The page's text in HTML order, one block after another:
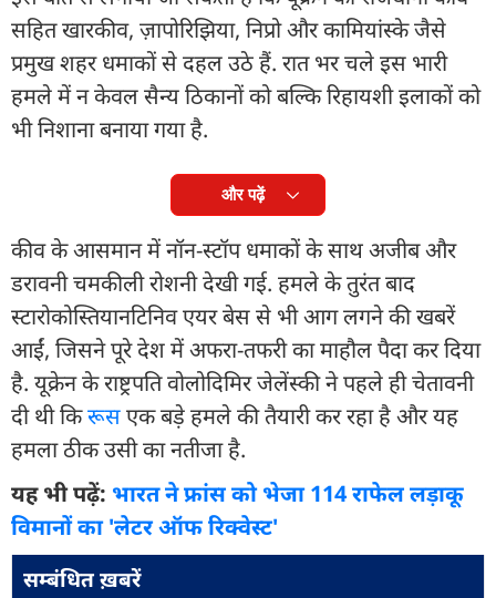
सहित खारकीव, ज़ापोरिझिया, निप्रो और कामियांस्के जैसे
प्रमुख शहर धमाकों से दहल उठे हैं. रात भर चले इस भारी
हमले में न केवल सैन्य ठिकानों को बल्कि रिहायशी इलाकों को
भी निशाना बनाया गया है.
और पढ़ें
कीव के आसमान में नॉन-स्टॉप धमाकों के साथ अजीब और
डरावनी चमकीली रोशनी देखी गई. हमले के तुरंत बाद
स्टारोकोस्तियानटिनिव एयर बेस से भी आग लगने की खबरें
आईं, जिसने पूरे देश में अफरा-तफरी का माहौल पैदा कर दिया
है. यूक्रेन के राष्ट्रपति वोलोदिमिर जेलेंस्की ने पहले ही चेतावनी
दी थी किरूसएक बड़े हमले की तैयारी कर रहा है और यह
हमला ठीक उसी का नतीजा है.
यह भी पढ़ें: भारत ने फ्रांस को भेजा 114 राफेल लड़ाकू
विमानों का 'लेटर ऑफ रिक्वेस्ट'
सम्बंधित ख़बरें